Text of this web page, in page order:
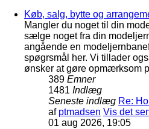
Køb, salg, bytte og
Mangler du noget til din
sælge noget fra din
angående en
spøgrsmål her. Vi tillader
ønsker at gøre opmærksom
389 Emner
1481 Indlæg
Seneste indlæg Re:
af ptmadsen Vis det
01 aug 2026, 19:05